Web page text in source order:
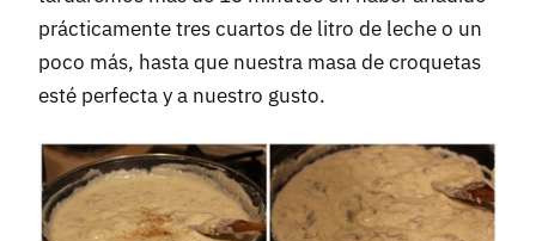
prácticamente tres cuartos de litro de leche o un
poco más, hasta que nuestra masa de croquetas
esté perfecta y a nuestro gusto.